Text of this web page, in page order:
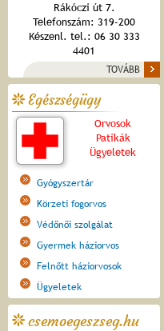
Rákóczi út 7.
Telefonszám: 319-200
Készenl. tel.: 06 30 333
4401
TOVÁBB
Egészségügy
Orvosok
Patikák
Ügyeletek
Gyógyszertár
Körzeti fogorvos
Védőnői szolgálat
Gyermek háziorvos
Felnőtt háziorvosok
Ügyeletek
csemoegeszseg.hu